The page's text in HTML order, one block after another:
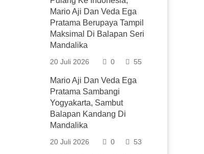
Mario Aji Dan Veda Ega
Pratama Berupaya Tampil
Maksimal Di Balapan Seri
Mandalika
20 Juli 2026 0 55
Mario Aji Dan Veda Ega
Pratama Sambangi
Yogyakarta, Sambut
Balapan Kandang Di
Mandalika
20 Juli 2026 0 53